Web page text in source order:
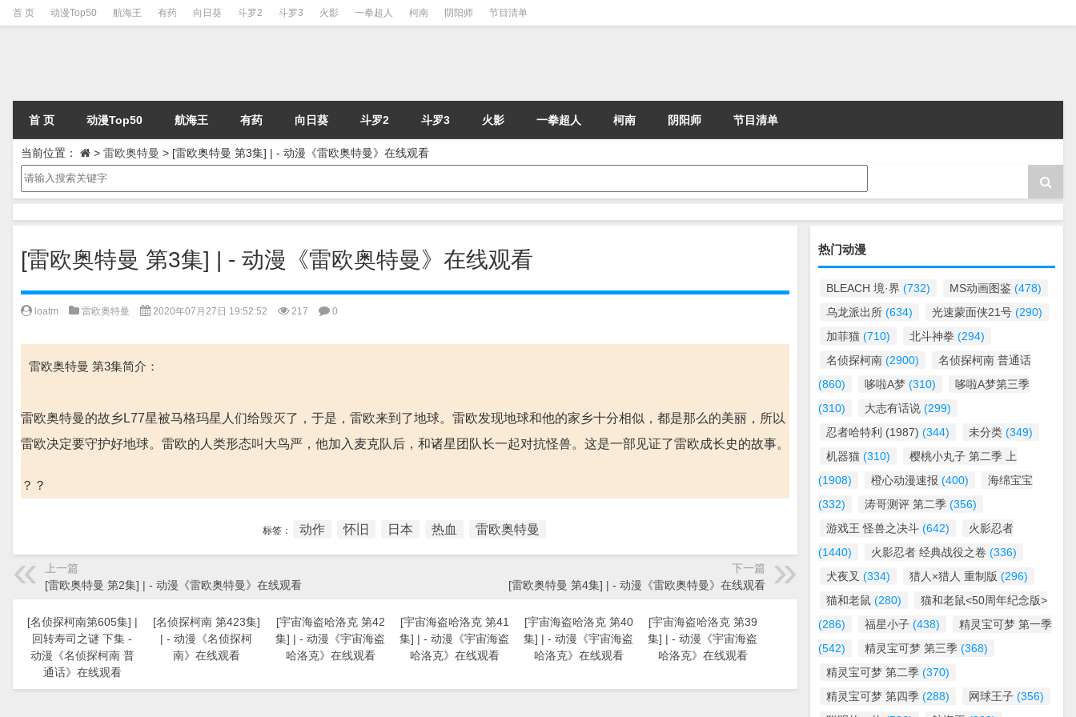
首 页 动漫Top50 航海王 有药 向日葵 斗罗2 斗罗3 火影 一拳超人 柯南 阴阳师 节目清单
首 页 动漫Top50 航海王 有药 向日葵 斗罗2 斗罗3 火影 一拳超人 柯南 阴阳师 节目清单
当前位置： > 雷欧奥特曼 > [雷欧奥特曼 第3集] | - 动漫《雷欧奥特曼》在线观看
[雷欧奥特曼 第3集] | - 动漫《雷欧奥特曼》在线观看
loatm 雷欧奥特曼 2020年07月27日 19:52:52 217 0
雷欧奥特曼 第3集简介：
雷欧奥特曼的故乡L77星被马格玛星人们给毁灭了，于是，雷欧来到了地球。雷欧发现地球和他的家乡十分相似，都是那么的美丽，所以
雷欧决定要守护好地球。雷欧的人类形态叫大鸟严，他加入麦克队后，和诸星团队长一起对抗怪兽。这是一部见证了雷欧成长史的故事。
？？
标签： 动作 怀旧 日本 热血 雷欧奥特曼
上一篇
[雷欧奥特曼 第2集] | - 动漫《雷欧奥特曼》在线观看
下一篇
[雷欧奥特曼 第4集] | - 动漫《雷欧奥特曼》在线观看
[名侦探柯南第605集] |
回转寿司之谜 下集 -
动漫《名侦探柯南 普
通话》在线观看
[名侦探柯南 第423集]
| - 动漫《名侦探柯
南》在线观看
[宇宙海盗哈洛克 第42
集] | - 动漫《宇宙海盗
哈洛克》在线观看
[宇宙海盗哈洛克 第41
集] | - 动漫《宇宙海盗
哈洛克》在线观看
[宇宙海盗哈洛克 第40
集] | - 动漫《宇宙海盗
哈洛克》在线观看
[宇宙海盗哈洛克 第39
集] | - 动漫《宇宙海盗
哈洛克》在线观看
热门动漫
BLEACH 境·界 (732) MS动画图鉴 (478)
乌龙派出所 (634) 光速蒙面侠21号 (290)
加菲猫 (710) 北斗神拳 (294)
名侦探柯南 (2900)
名侦探柯南 普通话
(860)
哆啦A梦 (310)
哆啦A梦第三季
(310)
大志有话说 (299)
忍者哈特利 (1987) (344) 未分类 (349)
机器猫 (310)
樱桃小丸子 第二季 上
(1908)
橙心动漫速报 (400)
海绵宝宝
(332)
涛哥测评 第二季 (356)
游戏王 怪兽之决斗 (642)
火影忍者
(1440)
火影忍者 经典战役之卷 (336)
犬夜叉 (334) 猎人×猎人 重制版 (296)
猫和老鼠 (280)
猫和老鼠<50周年纪念版>
(286)
福星小子 (438)
精灵宝可梦 第一季
(542)
精灵宝可梦 第三季 (368)
精灵宝可梦 第二季 (370)
精灵宝可梦 第四季 (288) 网球王子 (356)